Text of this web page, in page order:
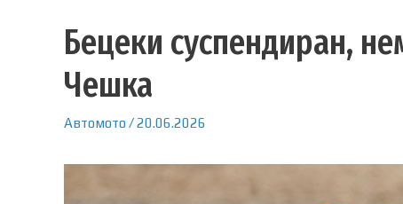
Бецеки суспендиран,
Чешка
Автомото /20.06.2026